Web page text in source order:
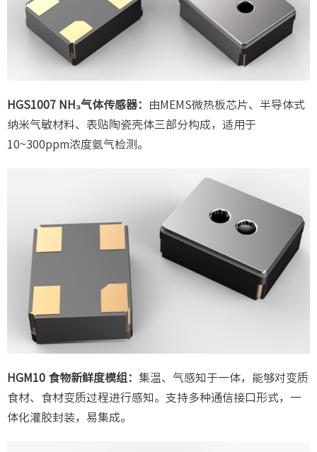
HGS1007 NH₃气体传感器：
由MEMS微热板芯片、半导体式
纳米气敏材料、表贴陶瓷壳体三部分构成，适用于
10~300ppm浓度氨气检测。
HGM10 食物新鲜度模组： 集温、气感知于一体，能够对变质
食材、食材变质过程进行感知。支持多种通信接口形式，一
体化灌胶封装，易集成。